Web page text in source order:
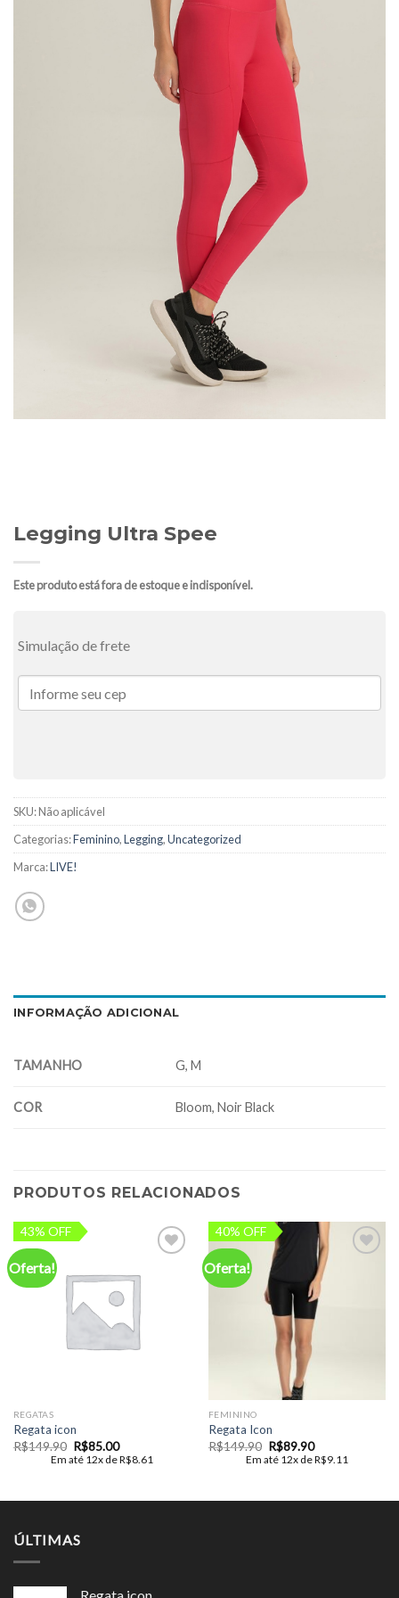
Legging Ultra Spee
Este produto está fora de estoque e indisponível.
Simulação de frete
SKU:Não aplicável
Categorias:Feminino,Legging,Uncategorized
Marca:LIVE!
INFORMAÇÃO ADICIONAL
TAMANHO G, M
COR Bloom, Noir Black
PRODUTOS RELACIONADOS
Oferta!
43% OFF
REGATAS
Regata icon
R$149.90 O
preço
R$85.00O
preço
atual
Em até 12x deR$8.61
Oferta!
40% OFF
FEMININO
Regata Icon
R$149.90 O
preço
R$89.90O
preço
atual
Em até 12x deR$9.11
ÚLTIMAS
Regata icon